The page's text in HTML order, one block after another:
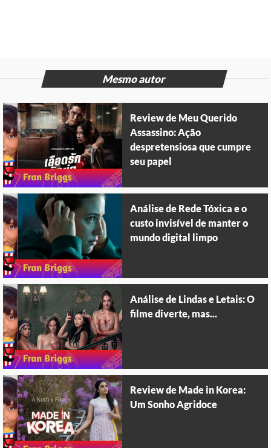
Mesmo autor
Review de Meu Querido
Assassino: Ação
despretensiosa que cumpre
seu papel
Análise de Rede Tóxica e o
custo invisível de manter o
mundo digital limpo
Análise de Lindas e Letais: O
filme diverte, mas...
Review de Made in Korea:
Um Sonho Agridoce